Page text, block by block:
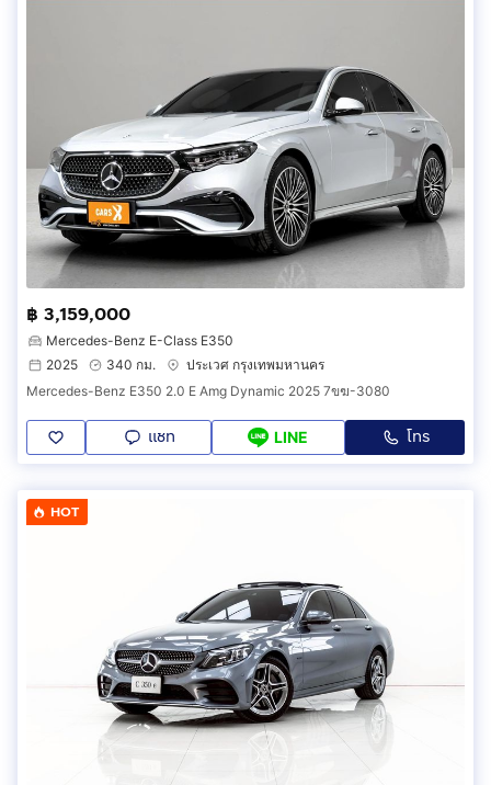
฿ 3,159,000
Mercedes-Benz E-Class E350
2025
340 กม.
ประเวศ กรุงเทพมหานคร
Mercedes-Benz E350 2.0 E Amg Dynamic 2025 7ขฆ-3080
แชท LINE โทร
HOT